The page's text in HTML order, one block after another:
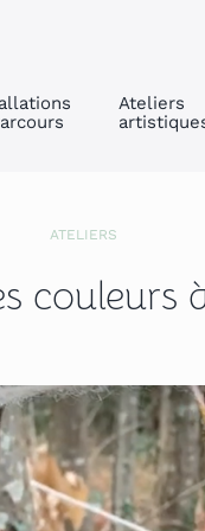
Ateliers
ATELIERS
couleurs